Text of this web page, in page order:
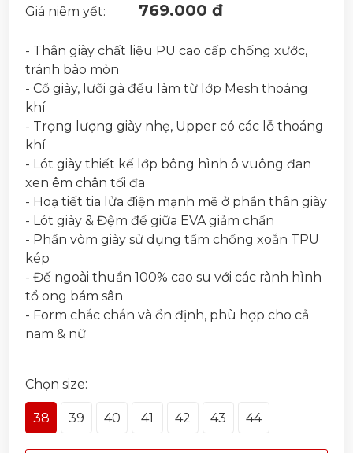
Giá niêm yết: 769.000 đ
- Thân giày chất liệu PU cao cấp chống xước,
tránh bào mòn
- Cổ giày, lưỡi gà đều làm từ lớp Mesh thoáng
khí
- Trọng lượng giày nhẹ, Upper có các lỗ thoáng
khí
- Lót giày thiết kế lớp bông hình ô vuông đan
xen êm chân tối đa
- Hoạ tiết tia lửa điện mạnh mẽ ở phần thân giày
- Lót giày & Đệm đế giữa EVA giảm chấn
- Phần vòm giày sử dụng tấm chống xoắn TPU
kép
- Đế ngoài thuần 100% cao su với các rãnh hình
tổ ong bám sân
- Form chắc chắn và ổn định, phù hợp cho cả
nam & nữ
Chọn size:
38 39 40 41 42 43 44